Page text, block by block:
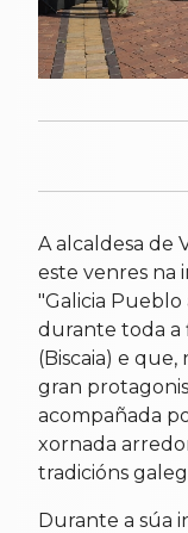
A alcaldesa de
este venres na
"Galicia
durante toda a
(Biscaia) e
gran
acompañada
xornada
tradicións
Durante a súa